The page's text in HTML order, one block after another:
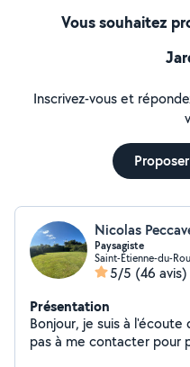
Vous souhaitez
Inscrivez-vous et
Nicolas
Paysagiste
Saint-Étienne-du-
5/5 (46 avis)
Présentation
Bonjour, je suis à
pas à me contacter pour